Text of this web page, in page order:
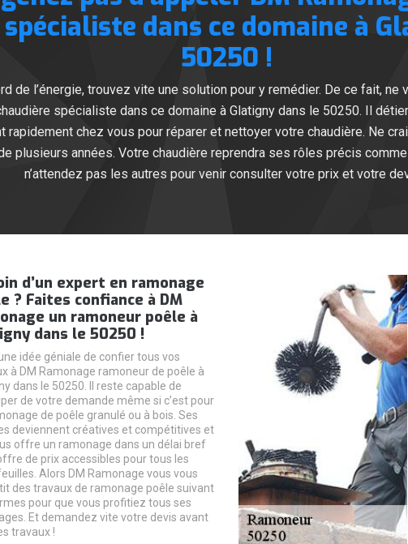
dans ce domaine à
50250 !
de l’énergie, trouvez vite une solution pour y remédier. De ce fait, ne
spécialiste dans ce domaine à Glatigny dans le 50250. Il
rapidement chez vous pour réparer et nettoyer votre chaudière. Ne
plusieurs années. Votre chaudière reprendra ses rôles précis
n’attendez pas les autres pour venir consulter votre prix et votre
d’un expert en ramonage
? Faites confiance à DM
un ramoneur poêle à
dans le 50250 !
idée géniale de confier tous vos
à DM Ramonage ramoneur de poêle à
dans le 50250. Il reste capable de
de votre demande même si c’est pour
de poêle granulé ou à bois. Ses
deviennent créatives et compétitives et
offre un ramonage dans un délai bref
de prix accessibles pour tous les
Alors DM Ramonage vous vous
des travaux de ramonage poêle suivant
pour que vous profitiez tous ses
Et demandez vite votre devis avant
travaux !